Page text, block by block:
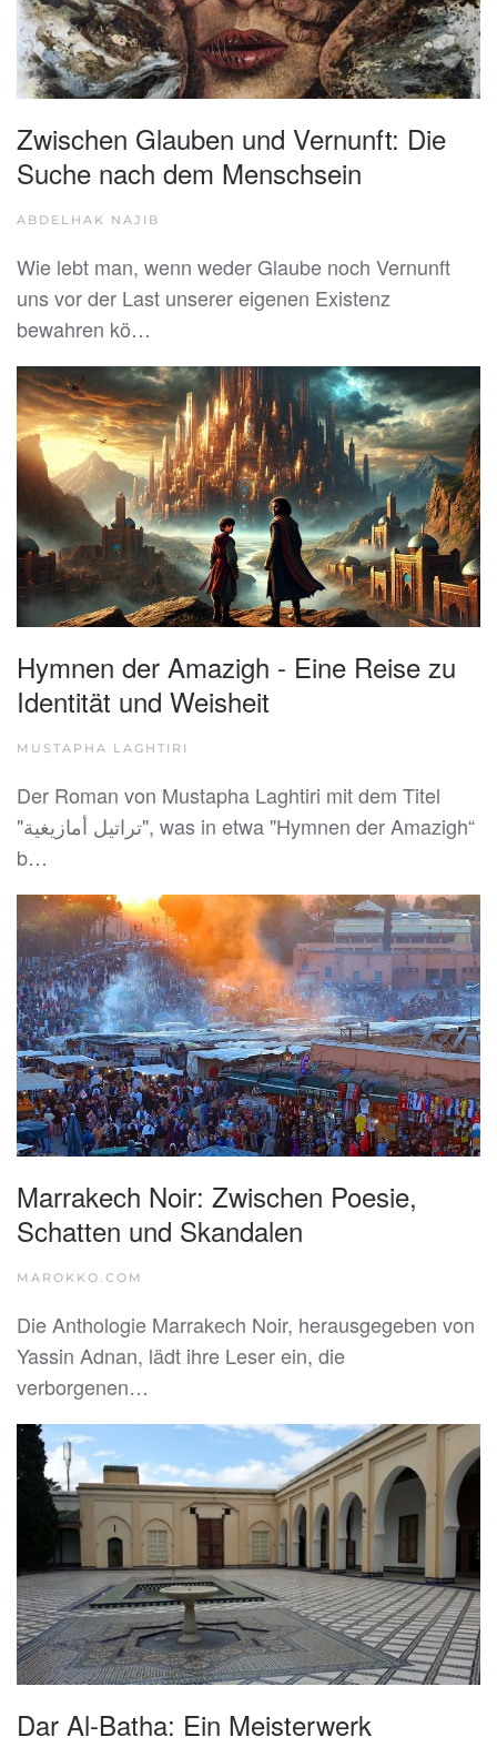
Zwischen Glauben und Vernunft: Die
Suche nach dem Menschsein
ABDELHAK NAJIB
Wie lebt man, wenn weder Glaube noch Vernunft
uns vor der Last unserer eigenen Existenz
bewahren kö…
Hymnen der Amazigh - Eine Reise zu
Identität und Weisheit
MUSTAPHA LAGHTIRI
Der Roman von Mustapha Laghtiri mit dem Titel
"تراتيل أمازيغية", was in etwa "Hymnen der Amazigh“
b…
Marrakech Noir: Zwischen Poesie,
Schatten und Skandalen
MAROKKO.COM
Die Anthologie Marrakech Noir, herausgegeben von
Yassin Adnan, lädt ihre Leser ein, die
verborgenen…
Dar Al-Batha: Ein Meisterwerk